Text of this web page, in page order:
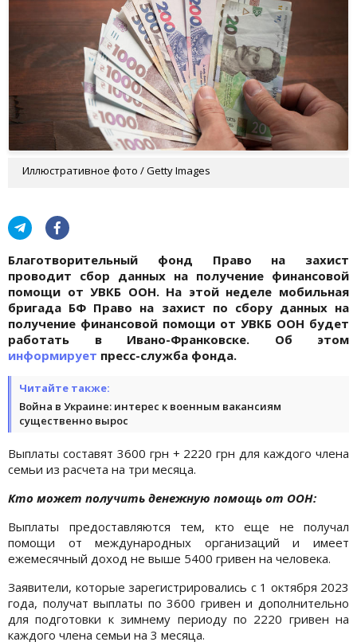
Иллюстративное фото / Getty Images
Благотворительный фонд Право на захист
проводит сбор данных на получение финансовой
помощи от УВКБ ООН. На этой неделе мобильная
бригада БФ Право на захист по сбору данных на
получение финансовой помощи от УВКБ ООН будет
работать в Ивано-Франковске. Об этом
информирует пресс-служба фонда.
Читайте также:
Война в Украине: интерес к военным вакансиям
существенно вырос
Выплаты составят 3600 грн + 2220 грн для каждого члена
семьи из расчета на три месяца.
Кто может получить денежную помощь от ООН:
Выплаты предоставляются тем, кто еще не получал
помощи от международных организаций и имеет
ежемесячный доход не выше 5400 гривен на человека.
Заявители, которые зарегистрировались с 1 октября 2023
года, получат выплаты по 3600 гривен и дополнительно
для подготовки к зимнему периоду по 2220 гривен на
каждого члена семьи на 3 месяца.